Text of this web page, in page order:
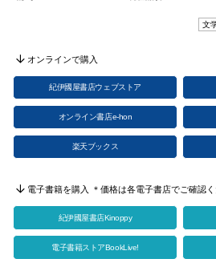
文
オンラインで購入
紀伊國屋書店ウェブストア
オンライン書店e-hon
楽天ブックス
電子書籍を購入 ＊価格は各電子書店でご確認
紀伊國屋書店Kinoppy
電子書籍ストアBookLive!